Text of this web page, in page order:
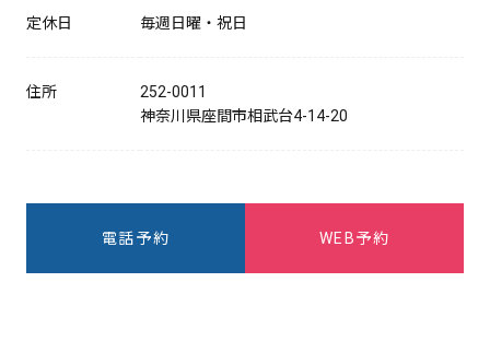
定休日 毎週日曜・祝日
住所
252-0011
神奈川県座間市相武台4-14-20
電話予約 WEB予約